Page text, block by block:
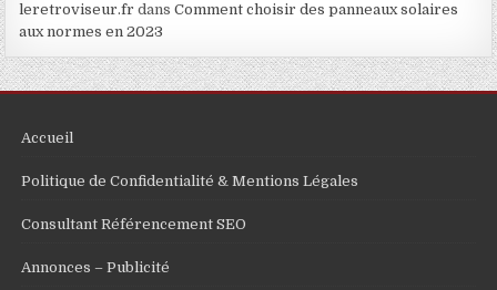
leretroviseur.fr dansComment choisir des panneaux solaires
aux normes en 2023
Accueil
Politique de Confidentialité & Mentions Légales
Consultant Référencement SEO
Annonces – Publicité